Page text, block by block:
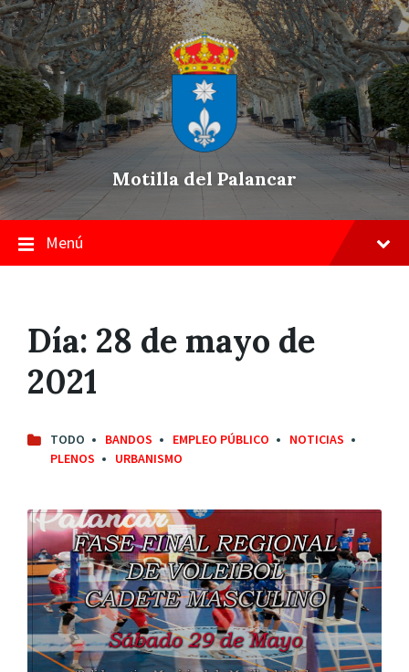
Skip
to
content
Saltar
a
la
navegación
principal
Saltar
a
pie
de
página
Motilla del Palancar
Menú
Día: 28 de mayo de
2021
TODO BANDOS EMPLEO PÚBLICO
NOTICIAS
PLENOS
URBANISMO
Leer
más